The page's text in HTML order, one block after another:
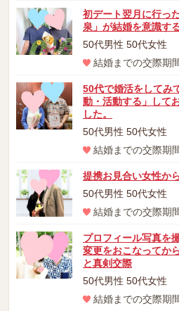
初デート翌月に行っ
泉」が結婚を意識す
50代男性 50代女性
結婚までの交際期
50代で婚活をしてみ
動・活動する」して
した。
50代男性 50代女性
結婚までの交際期
提携お見合い女性か
50代男性 50代女性
結婚までの交際期
プロフィール写真を
変更をおこなってか
と真剣交際
50代男性 50代女性
結婚までの交際期